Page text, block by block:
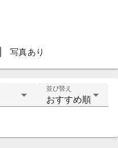
写真あり
並び替え
おすすめ順